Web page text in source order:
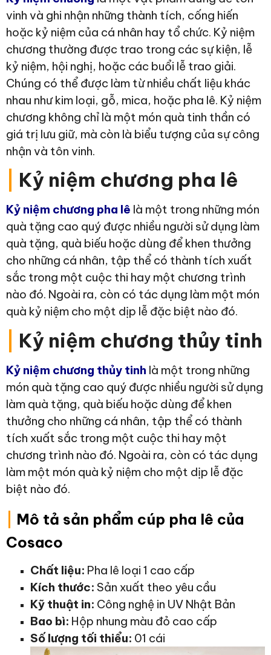
vinh và ghi nhận những thành tích, cống hiến
hoặc kỷ niệm của cá nhân hay tổ chức. Kỷ niệm
chương thường được trao trong các sự kiện, lễ
kỷ niệm, hội nghị, hoặc các buổi lễ trao giải.
Chúng có thể được làm từ nhiều chất liệu khác
nhau như kim loại, gỗ, mica, hoặc pha lê. Kỷ niệm
chương không chỉ là một món quà tinh thần có
giá trị lưu giữ, mà còn là biểu tượng của sự công
nhận và tôn vinh.
Kỷ niệm chương pha lê
Kỷ niệm chương pha lê là một trong những món
quà tặng cao quý được nhiều người sử dụng làm
quà tặng, quà biếu hoặc dùng để khen thưởng
cho những cá nhân, tập thể có thành tích xuất
sắc trong một cuộc thi hay một chương trình
nào đó. Ngoài ra, còn có tác dụng làm một món
quà kỷ niệm cho một dịp lễ đặc biệt nào đó.
Kỷ niệm chương thủy tinh
Kỷ niệm chương thủy tinh là một trong những
món quà tặng cao quý được nhiều người sử dụng
làm quà tặng, quà biếu hoặc dùng để khen
thưởng cho những cá nhân, tập thể có thành
tích xuất sắc trong một cuộc thi hay một
chương trình nào đó. Ngoài ra, còn có tác dụng
làm một món quà kỷ niệm cho một dịp lễ đặc
biệt nào đó.
Mô tả sản phẩm cúp pha lê của
Cosaco
Chất liệu: Pha lê loại 1 cao cấp
Kích thước: Sản xuất theo yêu cầu
Kỹ thuật in: Công nghệ in UV Nhật Bản
Bao bì: Hộp nhung màu đỏ cao cấp
Số lượng tối thiểu: 01 cái